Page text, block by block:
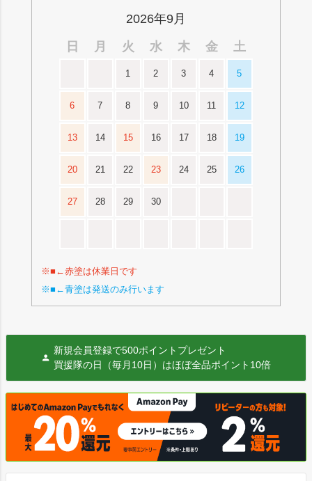
2026年9月
日
月 火 水 木 金 土
1 2 3 4 5
6 7 8 9 10 11 12
13 14 15 16 17 18 19
20 21 22 23 24 25 26
27 28 29 30
※■←赤塗は休業日です
※■←青塗は発送のみ行います
新規会員登録で500ポイントプレゼント
買援隊の日（毎月10日）はほぼ全品ポイント10倍